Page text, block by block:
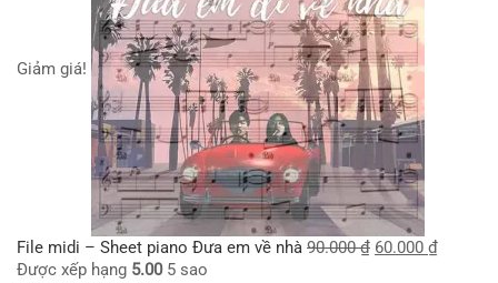
Giảm giá!
File midi – Sheet piano Đưa em về nhà 90.000₫ 60.000 ₫
Được xếp hạng 5.005 sao